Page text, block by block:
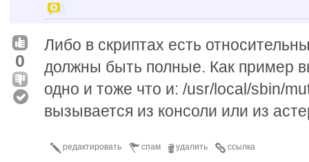
0
Либо в скриптах есть
должны быть полные. Как пример
одно и тоже что и: /usr/local/sbin/
вызывается из консоли или из
ссылка
удалить
спам
редактировать